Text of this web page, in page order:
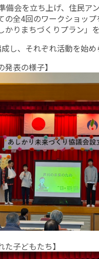
備会を立ち上げ、住民ア
の全4回のワークショッ
かりまちづくりプラン」を
し、それぞれ活動を始め
発表の様子】
た子どもたち】